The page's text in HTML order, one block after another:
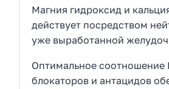
Магния гидроксид и
действует посредством
уже выработанной
Оптимальное соотношение
блокаторов и антацидов